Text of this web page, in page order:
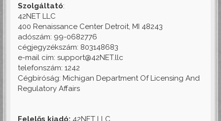
Szolgáltató:
42NET LLC
400 Renaissance Center Detroit, MI 48243
adószám: 99-0682776
cégjegyzékszám: 803148683
e-mail cím: support@42NET.llc
telefonszám: 1242
Cégbíróság: Michigan Department Of Licensing And
Regulatory Affairs
Felelős kiadó: 42NET LLC